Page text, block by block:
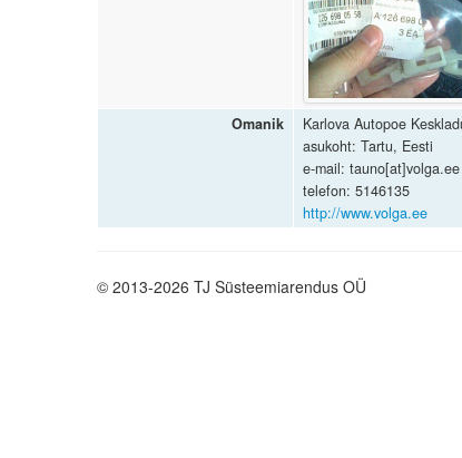
Omanik
Karlova Autopoe
asukoht: Tartu, Eesti
e-mail: tauno[at]volga.ee
telefon: 5146135
http://www.volga.ee
© 2013-2026 TJ Süsteemiarendus OÜ